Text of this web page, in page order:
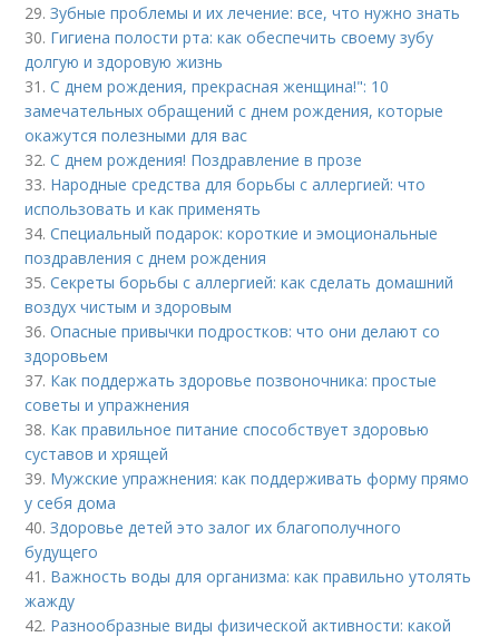
29.Зубные проблемы и их лечение: все, что нужно знать
30. Гигиена полости рта: как обеспечить своему зубу
долгую и здоровую жизнь
31.С днем рождения, прекрасная женщина!": 10
замечательных обращений с днем рождения, которые
окажутся полезными для вас
32.С днем рождения! Поздравление в прозе
33. Народные средства для борьбы с аллергией: что
использовать и как применять
34.Специальный подарок: короткие и эмоциональные
поздравления с днем рождения
35.Секреты борьбы с аллергией: как сделать домашний
воздух чистым и здоровым
36.Опасные привычки подростков: что они делают со
здоровьем
37. Как поддержать здоровье позвоночника: простые
советы и упражнения
38. Как правильное питание способствует здоровью
суставов и хрящей
39. Мужские упражнения: как поддерживать форму прямо
у себя дома
40.Здоровье детей это залог их благополучного
будущего
41. Важность воды для организма: как правильно утолять
жажду
42. Разнообразные виды физической активности: какой